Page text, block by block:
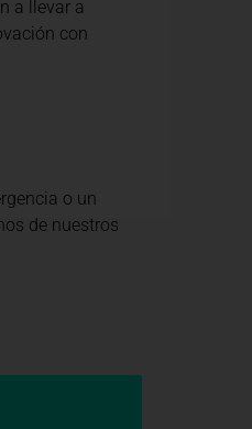
a llevar a
con
o un
de nuestros